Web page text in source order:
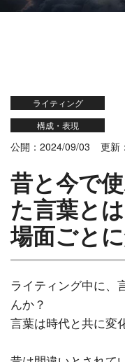
ライティング
構成・表現
公開：2024/09/03 更新
昔と今で
た言葉と
場面ごと
ライティング中に、
んか？
言葉は時代と共に変